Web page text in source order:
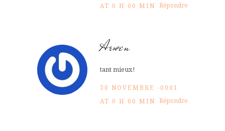
AT 0 H 00 MIN Répondre
Arwen
tant mieux!
30 NOVEMBRE -0001
AT 0 H 00 MIN Répondre